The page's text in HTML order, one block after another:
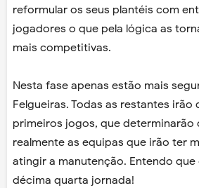
reformular os seus plantéis com
jogadores o que pela lógica as
mais competitivas.
Nesta fase apenas estão mais
Felgueiras. Todas as restantes irão
primeiros jogos, que determinarão
realmente as equipas que irão ter
atingir a manutenção. Entendo que
décima quarta jornada!